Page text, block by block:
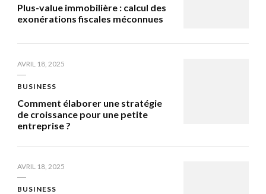
Plus-value immobilière : calcul des
exonérations fiscales méconnues
AVRIL 18, 2025
BUSINESS
Comment élaborer une stratégie
de croissance pour une petite
entreprise ?
AVRIL 18, 2025
BUSINESS